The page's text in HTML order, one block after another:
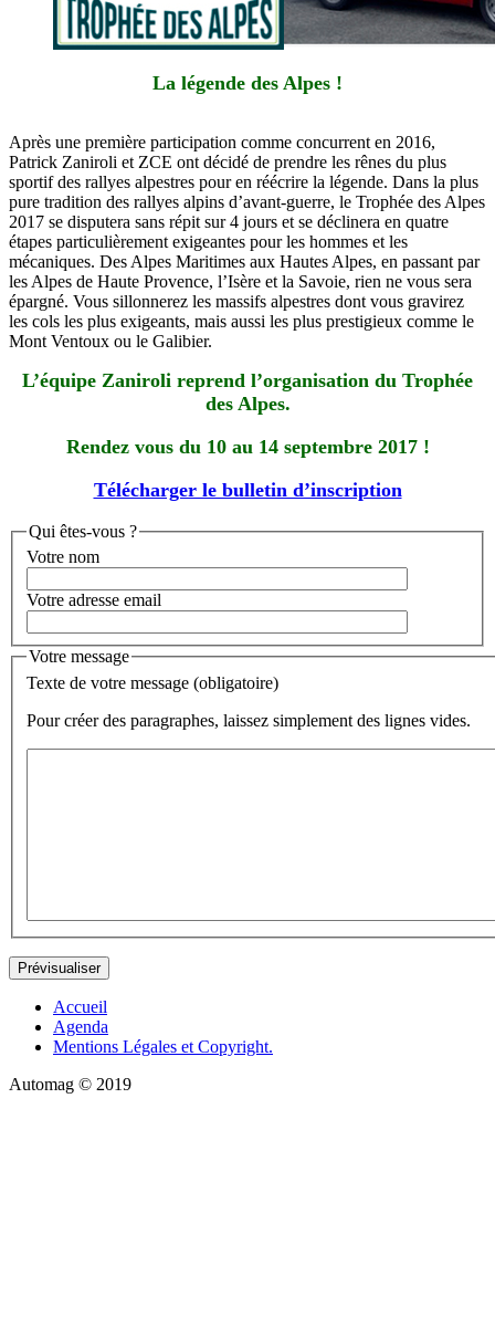
La légende des Alpes !
Après une première participation comme concurrent en 2016,
Patrick Zaniroli et ZCE ont décidé de prendre les rênes du plus
sportif des rallyes alpestres pour en réécrire la légende. Dans la plus
pure tradition des rallyes alpins d’avant-guerre, le Trophée des Alpes
2017 se disputera sans répit sur 4 jours et se déclinera en quatre
étapes particulièrement exigeantes pour les hommes et les
mécaniques. Des Alpes Maritimes aux Hautes Alpes, en passant par
les Alpes de Haute Provence, l’Isère et la Savoie, rien ne vous sera
épargné. Vous sillonnerez les massifs alpestres dont vous gravirez
les cols les plus exigeants, mais aussi les plus prestigieux comme le
Mont Ventoux ou le Galibier.
L’équipe Zaniroli reprend l’organisation du Trophée
des Alpes.
Rendez vous du 10 au 14 septembre 2017 !
Télécharger le bulletin d’inscription
Qui êtes-vous ?
Votre nom
Votre adresse email
Votre message
Texte de votre message (obligatoire)
Pour créer des paragraphes, laissez simplement des lignes vides.
Accueil
Agenda
Mentions Légales et Copyright.
Automag © 2019